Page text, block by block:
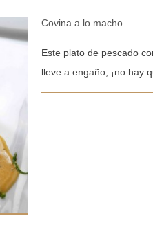
Covina a lo macho
Este plato de pescado
lleve a engaño, ¡no hay